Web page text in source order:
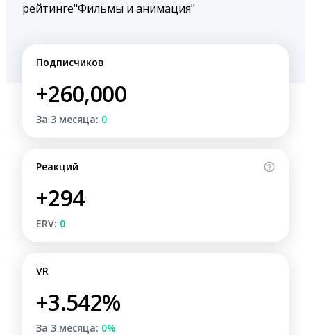
рейтинге"Фильмы и анимация"
Подписчиков
+260,000
За 3 месяца: 0
Реакций
+294
ERV: 0
VR
+3.542%
За 3 месяца: 0%